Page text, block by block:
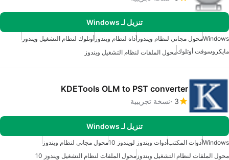
تنزيل لـ Windows
Windowsمحول مجاني لنظام ويندوز أداة لنظام ويندوز أوتلوك لنظام التشغيل ويندوز
مايكروسوفت أوتلوكمحول الملفات لنظام التشغيل ويندوز
KDETools OLM to PST converter
3 نسخة تجريبية
تنزيل لـ Windows
Windowsأدوات المكتبأدوات ويندوز لويندوز 10
محول مجاني لنظام ويندوز
محول الملفات لنظام التشغيل ويندوز محول الملفات لنظام التشغيل ويندوز 10